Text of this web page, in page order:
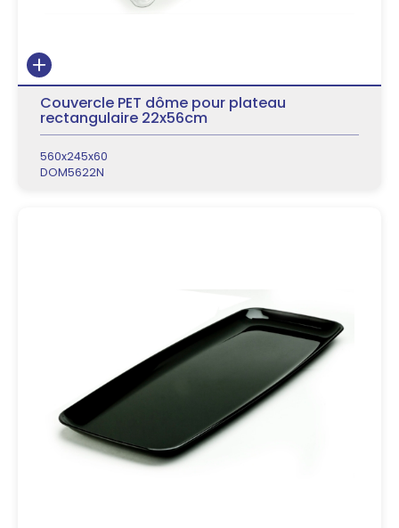
Couvercle PET dôme pour plateau
rectangulaire 22x56cm
560x245x60
DOM5622N